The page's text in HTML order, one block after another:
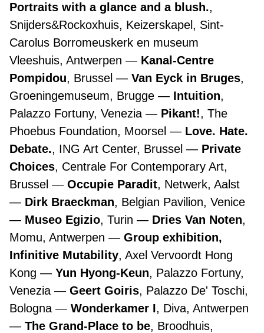
Portraits with a glance and a blush.,
Snijders&Rockoxhuis, Keizerskapel, Sint-
Carolus Borromeuskerk en museum
Vleeshuis, Antwerpen
Kanal-Centre
Pompidou, Brussel Van Eyck in Bruges,
Groeningemuseum, Brugge
Intuition,
Palazzo Fortuny, Venezia
Pikant!, The
Phoebus Foundation, Moorsel
Love. Hate.
Debate., ING Art Center, Brussel
Private
Choices, Centrale For Contemporary Art,
Brussel
Occupie Paradit, Netwerk, Aalst
Dirk Braeckman, Belgian Pavilion, Venice
Museo Egizio, Turin Dries Van Noten,
Momu, Antwerpen
Group exhibition,
Infinitive Mutability, Axel Vervoordt Hong
Kong
Yun Hyong-Keun, Palazzo Fortuny,
Venezia
Geert Goiris, Palazzo De' Toschi,
Bologna
Wonderkamer I, Diva, Antwerpen
The Grand-Place to be, Broodhuis,